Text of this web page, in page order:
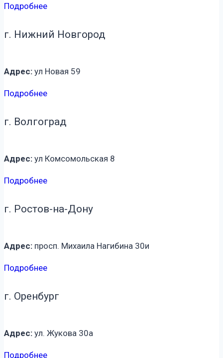
Подробнее
г. Нижний Новгород
Адрес: ул Новая 59
Подробнее
г. Волгоград
Адрес: ул Комсомольская 8
Подробнее
г. Ростов-на-Дону
Адрес: просп. Михаила Нагибина 30и
Подробнее
г. Оренбург
Адрес: ул. Жукова 30а
Подробнее